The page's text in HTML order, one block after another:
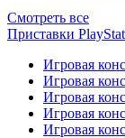
Смотреть все
Приставки
Игровая
Игровая
Игровая
Игровая
Игровая